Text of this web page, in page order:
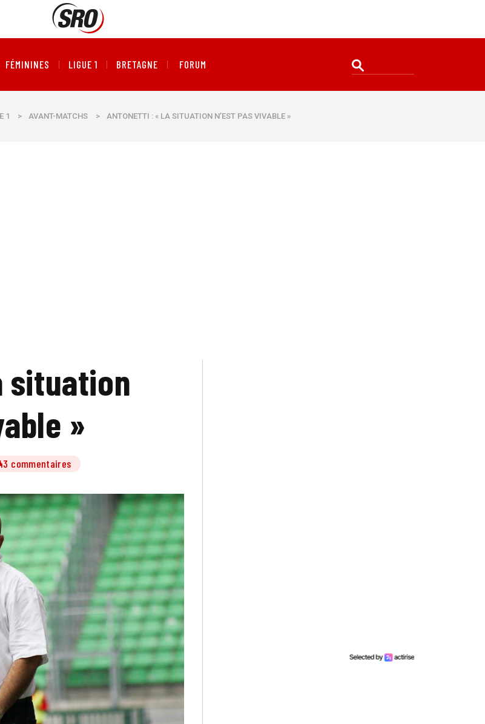
FÉMININES LIGUE 1 BRETAGNE FORUM
1 > AVANT-MATCHS > ANTONETTI : « LA SITUATION N’EST PAS VIVABLE »
situation
»
commentaires